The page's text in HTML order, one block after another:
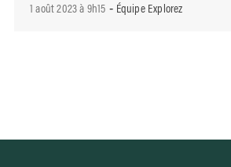
1 août 2023 à 9h15 - Équipe Explorez